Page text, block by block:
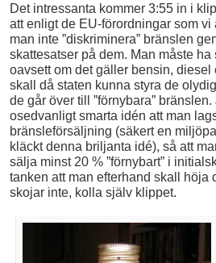
Det intressanta kommer 3:55 in i
att enligt de EU-förordningar som vi
man inte ”diskriminera” bränslen
skattesatser på dem. Man måste ha
oavsett om det gäller bensin, diesel
skall då staten kunna styra de
de går över till ”förnybara”
osedvanligt smarta idén att man
bränsleförsäljning (säkert en
kläckt denna briljanta idé), så att
sälja minst 20 % ”förnybart” i
tanken att man efterhand skall höja
skojar inte, kolla själv klippet.